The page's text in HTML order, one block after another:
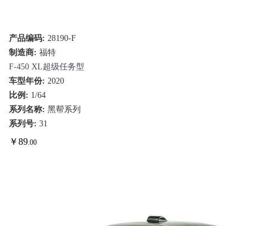
产品编码: 28190-F
制造商: 福特
F-450 XL超级任务型
车型年份: 2020
比例: 1/64
系列名称: 黑帮系列
系列号: 31
￥89.00